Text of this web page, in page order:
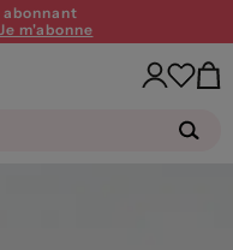
Je m'abonne